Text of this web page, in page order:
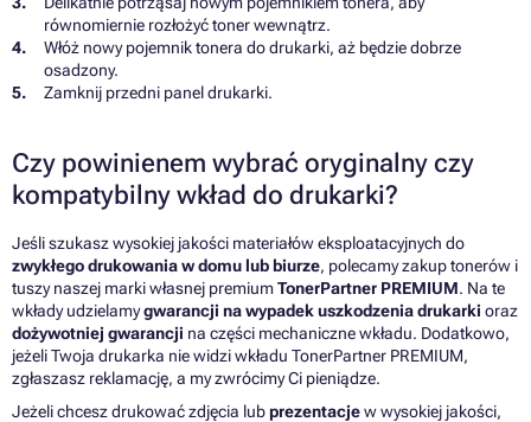
równomiernie rozłożyć toner wewnątrz.
Włóż nowy pojemnik tonera do drukarki, aż będzie dobrze
osadzony.
Zamknij przedni panel drukarki.
Czy powinienem wybrać oryginalny czy
kompatybilny wkład do drukarki?
Jeśli szukasz wysokiej jakości materiałów eksploatacyjnych do
zwykłego drukowania w domu lub biurze, polecamy zakup tonerów i
tuszy naszej marki własnej premiumTonerPartner PREMIUM. Na te
wkłady udzielamygwarancji na wypadek uszkodzenia drukarki oraz
dożywotniej gwarancji na części mechaniczne wkładu. Dodatkowo,
jeżeli Twoja drukarka nie widzi wkładu TonerPartner PREMIUM,
zgłaszasz reklamację, a my zwrócimy Ci pieniądze.
Jeżeli chcesz drukować zdjęcia lubprezentacjew wysokiej jakości,